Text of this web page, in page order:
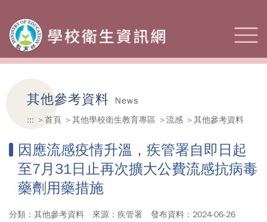
其他參考資料
News
:::
首頁 其他學校衛生教育專區 流感 其他參考資料
因應流感疫情升溫，疾管署自即日起
至7月31日止再次擴大公費流感抗病毒
藥劑用藥措施
分類：其他參考資料 來源：疾管署 發布資料：2024-06-26